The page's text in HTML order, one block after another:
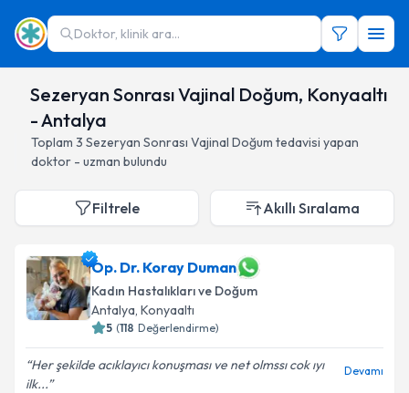
Doktor, klinik ara...
Sezeryan Sonrası Vajinal Doğum, Konyaaltı
- Antalya
Toplam 3 Sezeryan Sonrası Vajinal Doğum tedavisi yapan
doktor - uzman bulundu
Filtrele Akıllı Sıralama
Op. Dr. Koray Duman
Kadın Hastalıkları ve Doğum
Antalya, Konyaaltı
5 (118 Değerlendirme)
Her şekilde acıklayıcı konuşması ve net olmssı cok ıyı
ilk...
Devamı